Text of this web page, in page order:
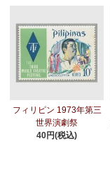
フィリピン 1973年第三
世界演劇祭
40円(税込)